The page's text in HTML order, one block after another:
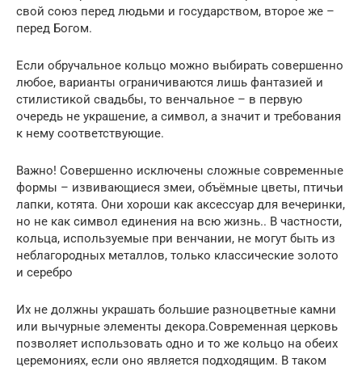
свой союз перед людьми и государством, второе же –
перед Богом.
Если обручальное кольцо можно выбирать совершенно
любое, варианты ограничиваются лишь фантазией и
стилистикой свадьбы, то венчальное – в первую
очередь не украшение, а символ, а значит и требования
к нему соответствующие.
Важно! Совершенно исключены сложные современные
формы – извивающиеся змеи, объёмные цветы, птичьи
лапки, котята. Они хороши как аксессуар для вечеринки,
но не как символ единения на всю жизнь.. В частности,
кольца, используемые при венчании, не могут быть из
неблагородных металлов, только классические золото
и серебро
Их не должны украшать большие разноцветные камни
или вычурные элементы декора.Современная церковь
позволяет использовать одно и то же кольцо на обеих
церемониях, если оно является подходящим. В таком